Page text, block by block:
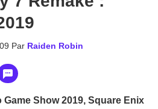
Par Raiden Robin
Show 2019, Square Enix